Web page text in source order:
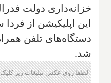
خزانه‌داری دولت
این اپلیکیشن از
دستگاه‌های تلفن
شد.
لطفا روی عکس تبلیغات زیر